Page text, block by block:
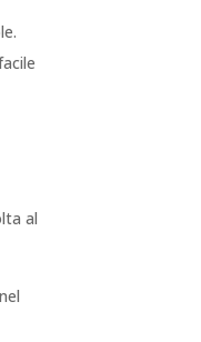
al